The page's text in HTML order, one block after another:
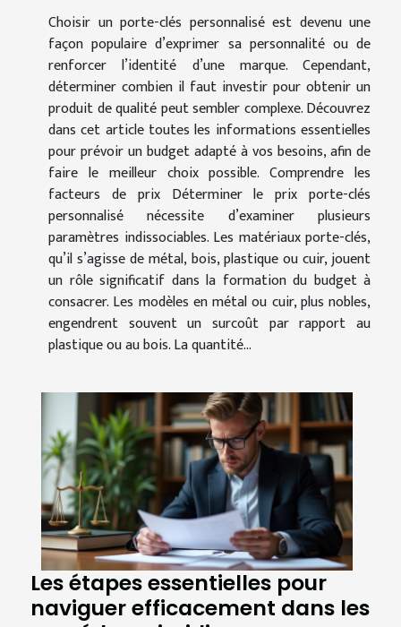
Choisir un porte-clés personnalisé est devenu une
façon populaire d’exprimer sa personnalité ou de
renforcer l’identité d’une marque. Cependant,
déterminer combien il faut investir pour obtenir un
produit de qualité peut sembler complexe. Découvrez
dans cet article toutes les informations essentielles
pour prévoir un budget adapté à vos besoins, afin de
faire le meilleur choix possible. Comprendre les
facteurs de prix Déterminer le prix porte-clés
personnalisé nécessite d’examiner plusieurs
paramètres indissociables. Les matériaux porte-clés,
qu’il s’agisse de métal, bois, plastique ou cuir, jouent
un rôle significatif dans la formation du budget à
consacrer. Les modèles en métal ou cuir, plus nobles,
engendrent souvent un surcoût par rapport au
plastique ou au bois. La quantité...
Les étapes essentielles pour
naviguer efficacement dans les